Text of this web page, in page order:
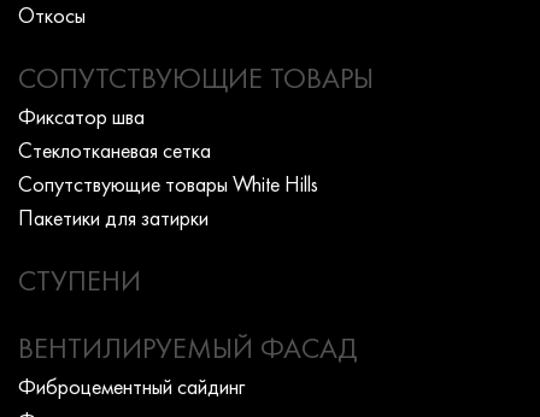
Откосы
СОПУТСТВУЮЩИЕ ТОВАРЫ
Фиксатор шва
Стеклотканевая сетка
Сопутствующие товары White Hills
Пакетики для затирки
СТУПЕНИ
ВЕНТИЛИРУЕМЫЙ ФАСАД
Фиброцементный сайдинг